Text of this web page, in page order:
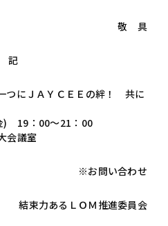
敬 具
記
つにＪＡＹＣＥＥの絆！ 共に
) 19：00～21：00
会議室
※お問い合わせ
結束力あるＬＯＭ推進委員会